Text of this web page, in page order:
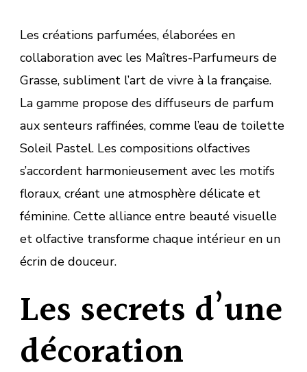
Les créations parfumées, élaborées en
collaboration avec les Maîtres-Parfumeurs de
Grasse, subliment l’art de vivre à la française.
La gamme propose des diffuseurs de parfum
aux senteurs raffinées, comme l’eau de toilette
Soleil Pastel. Les compositions olfactives
s’accordent harmonieusement avec les motifs
floraux, créant une atmosphère délicate et
féminine. Cette alliance entre beauté visuelle
et olfactive transforme chaque intérieur en un
écrin de douceur.
Les secrets d’une
décoration